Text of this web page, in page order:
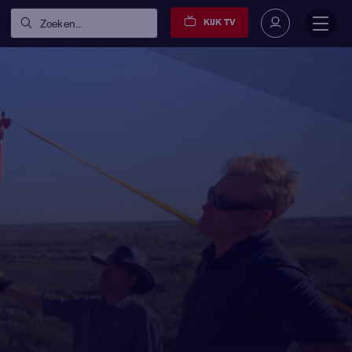
Zoeken... KIJK TV